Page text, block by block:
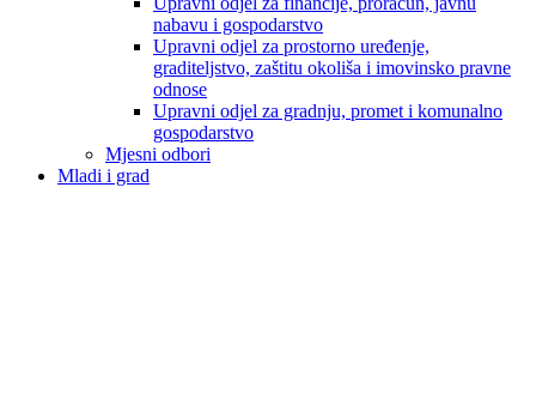
nabavu i gospodarstvo
Upravni odjel za prostorno uređenje,
graditeljstvo, zaštitu okoliša i imovinsko pravne
odnose
Upravni odjel za gradnju, promet i komunalno
gospodarstvo
Mjesni odbori
Mladi i grad